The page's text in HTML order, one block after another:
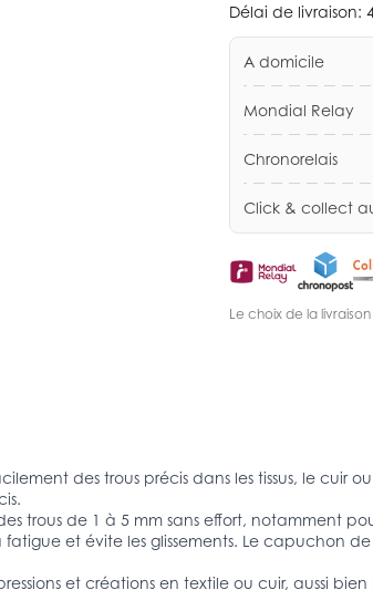
Délai de livraison:
A domicile
Mondial Relay
Chronorelais
Click & collect
Le choix de la
des trous précis dans les tissus, le cuir
trous de 1 à 5 mm sans effort, notamment
et évite les glissements. Le capuchon
et créations en textile ou cuir, aussi